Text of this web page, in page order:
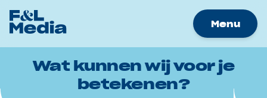
Menu
Wat kunnen wij voor je
betekenen?